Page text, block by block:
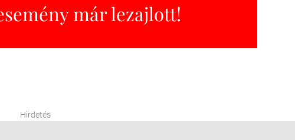
már lezajlott!
Hirdetés